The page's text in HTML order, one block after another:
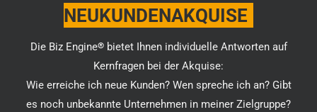
NEUKUNDENAKQUISE
Die Biz Engine®bietet Ihnen individuelle Antworten auf
Kernfragen bei der Akquise:
Wie erreiche ich neue Kunden? Wen spreche ich an? Gibt
es noch unbekannte Unternehmen in meiner Zielgruppe?